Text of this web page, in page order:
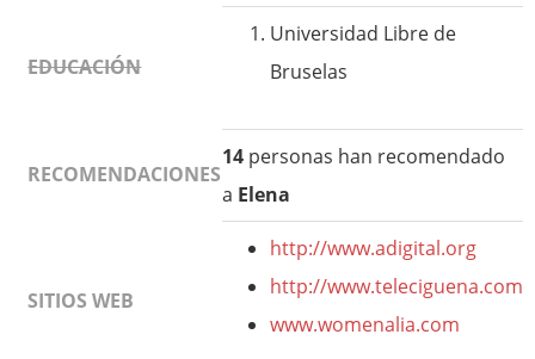
EDUCACIÓN
Universidad Libre de
Bruselas
RECOMENDACIONES
14 personas han recomendado
a Elena
SITIOS WEB
http://www.adigital.org
http://www.teleciguena.com
www.womenalia.com